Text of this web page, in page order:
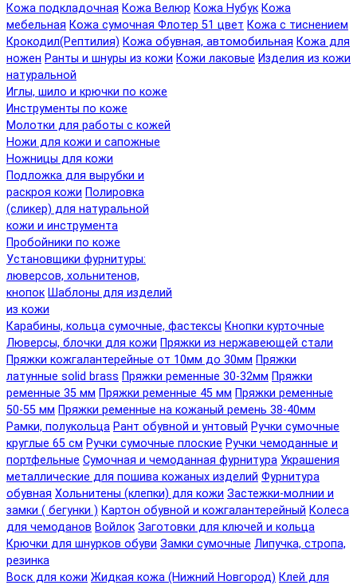
Кожа подкладочная Кожа Велюр Кожа Нубук Кожа
мебельная Кожа сумочная Флотер 51 цвет Кожа с тиснением
Крокодил(Рептилия) Кожа обувная, автомобильная Кожа для
ножен Ранты и шнуры из кожи Кожи лаковые Изделия из кожи
натуральной
Иглы, шило и крючки по коже
Инструменты по коже
Молотки для работы с кожей
Ножи для кожи и сапожные
Ножницы для кожи
Подложка для вырубки и
раскроя кожи Полировка
(сликер) для натуральной
кожи и инструмента
Пробойники по коже
Установщики фурнитуры:
люверсов, хольнитенов,
кнопок Шаблоны для изделий
из кожи
Карабины, кольца сумочные, фастексы Кнопки курточные
Люверсы, блочки для кожи Пряжки из нержавеющей стали
Пряжки кожгалантерейные от 10мм до 30мм Пряжки
латунные solid brass Пряжки ременные 30-32мм Пряжки
ременные 35 мм Пряжки ременные 45 мм Пряжки ременные
50-55 мм Пряжки ременные на кожаный ремень 38-40мм
Рамки, полукольца Рант обувной и унтовый Ручки сумочные
круглые 65 см Ручки сумочные плоские Ручки чемоданные и
портфельные Сумочная и чемоданная фурнитура Украшения
металлические для пошива кожаных изделий Фурнитура
обувная Хольнитены (клепки) для кожи Застежки-молнии и
замки ( бегунки ) Картон обувной и кожгалантерейный Колеса
для чемоданов Войлок Заготовки для ключей и кольца
Крючки для шнурков обуви Замки сумочные Липучка, стропа,
резинка
Воск для кожи Жидкая кожа (Нижний Новгород) Клей для